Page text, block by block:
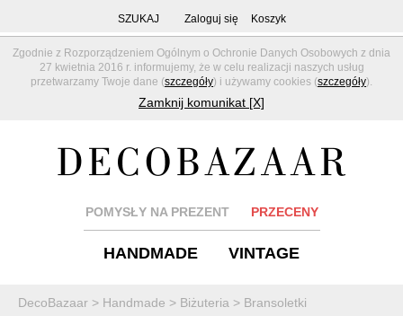
Zgodnie z Rozporządzeniem Ogólnym o Ochronie Danych Osobowych z dnia
27 kwietnia 2016 r. informujemy, że w celu realizacji naszych usług
przetwarzamy Twoje dane (szczegóły) i używamy cookies (szczegóły).
Zamknij komunikat [X]
SZUKAJ Zaloguj się Koszyk
POMYSŁY NA PREZENT PRZECENY
HANDMADE VINTAGE
DecoBazaar > Handmade > Biżuteria > Bransoletki